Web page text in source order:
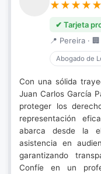
✔ Tarjeta
📍 Pereira ·
Abogado de
Con una sólida
Juan Carlos García
proteger los
representación
abarca desde la
asistencia en
garantizando
Confíe en un